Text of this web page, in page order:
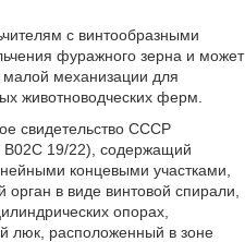
с винтообразными
фуражного зерна и может
малой механизации для
животноводческих ферм.
свидетельство СССР
19/22), содержащий
концевыми участками,
в виде винтовой спирали,
опорах,
люк, расположенный в зоне